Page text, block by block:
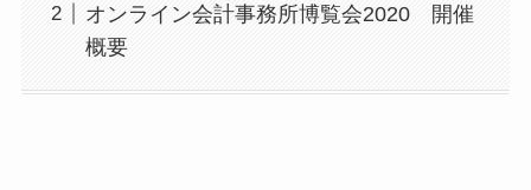
オンライン会計事務所博覧会2020 開催
概要